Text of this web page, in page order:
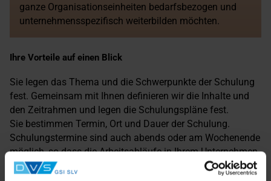
ganze Organisationseinheiten bedarfsbezogen und
unternehmensspezifisch weiterbilden möchten.
Ihre Vorteile auf einen Blick
Sie legen das Thema und die Schwerpunkte der Schulung
fest. Gemeinsam mit Ihnen definieren wir die Inhalte und
den Zeitrahmen und legen die Schulungspläne fest.
Sie bestimmen Termin, Ort und Dauer der Schulung.
Schulungstermine sind auch abends oder am Wochenende
möglich, so dass die Arbeitsabläufe in Ihrem Unternehmen
nicht unterbrochen werden.